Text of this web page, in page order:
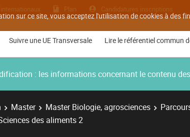
sur ce site, vous acceptez l'utilisation de cookies à des
Plan Candidatures inscriptions
Suivre une UE Transversale Lire le référentiel commun
: les informations concernant le contenu
Master Master Biologie, agrosciences
des aliments 2